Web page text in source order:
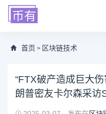
首页 > 区块链技术
“FTX破产造成巨大
朗普密友卡尔森采访